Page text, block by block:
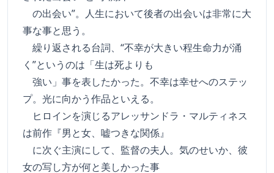
の出会い”。人生において後者の出会いは非常に大
事な事と思う。
繰り返される台詞、“不幸が大きい程生命力が涌
く”というのは「生は死よりも
強い」事を表したかった。不幸は幸せへのステッ
プ。光に向かう作品といえる。
ヒロインを演じるアレッサンドラ・マルティネス
は前作『男と女、嘘つきな関係』
に次ぐ主演にして、監督の夫人。気のせいか、彼
女の写し方が何と美しかった事